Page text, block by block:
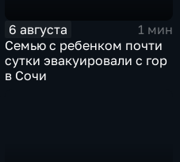
6 августа
1 мин
Семью с ребенком почти
сутки эвакуировали с гор
в Сочи